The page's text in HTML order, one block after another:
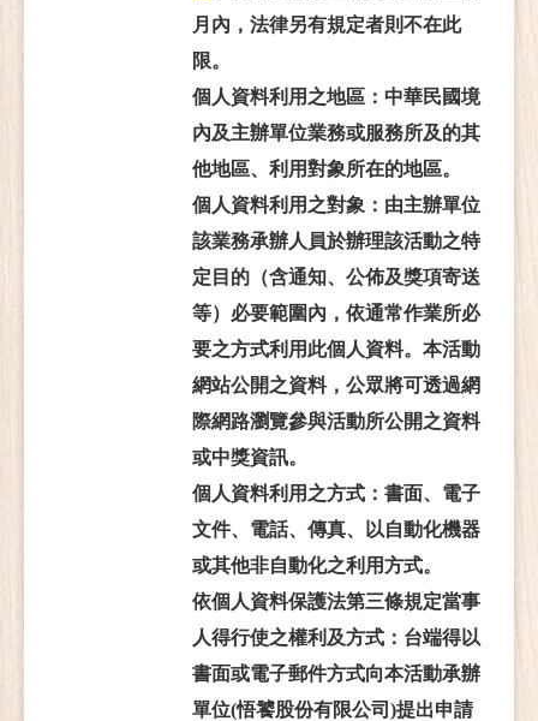
月內，法律另有規定者則不在此
限。
個人資料利用之地區：中華民國境
內及主辦單位業務或服務所及的其
他地區、利用對象所在的地區。
個人資料利用之對象：由主辦單位
該業務承辦人員於辦理該活動之特
定目的（含通知、公佈及獎項寄送
等）必要範圍內，依通常作業所必
要之方式利用此個人資料。本活動
網站公開之資料，公眾將可透過網
際網路瀏覽參與活動所公開之資料
或中獎資訊。
個人資料利用之方式：書面、電子
文件、電話、傳真、以自動化機器
或其他非自動化之利用方式。
依個人資料保護法第三條規定當事
人得行使之權利及方式：台端得以
書面或電子郵件方式向本活動承辦
單位(悟饕股份有限公司)提出申請